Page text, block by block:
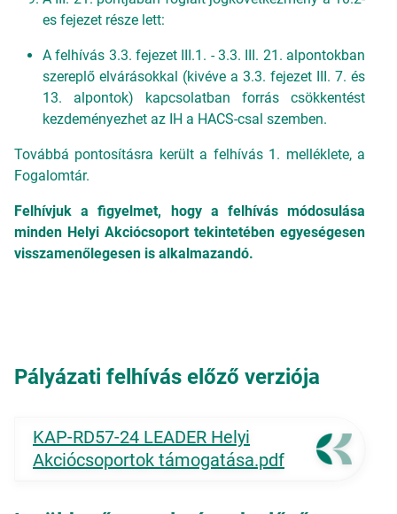
es fejezet része lett:
A felhívás 3.3. fejezet III.1. - 3.3. III. 21. alpontokban
szereplő elvárásokkal (kivéve a 3.3. fejezet III. 7. és
13. alpontok) kapcsolatban forrás csökkentést
kezdeményezhet az IH a HACS-csal szemben.
Továbbá pontosításra került a felhívás 1. melléklete, a
Fogalomtár.
Felhívjuk a figyelmet, hogy a felhívás módosulása
minden Helyi Akciócsoport tekintetében egyeségesen
visszamenőlegesen is alkalmazandó.
Pályázati felhívás előző verziója
KAP-RD57-24 LEADER Helyi
Akciócsoportok támogatása.pdf